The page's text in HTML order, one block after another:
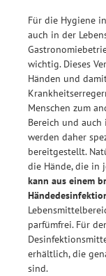
Für die Hygiene
auch in der
wichtig. Dieses
Händen und
Menschen zum
Bereich und
werden daher
bereitgestellt.
die Hände, die in
kann aus einem
parfümfrei. Für
erhältlich, die
sind.